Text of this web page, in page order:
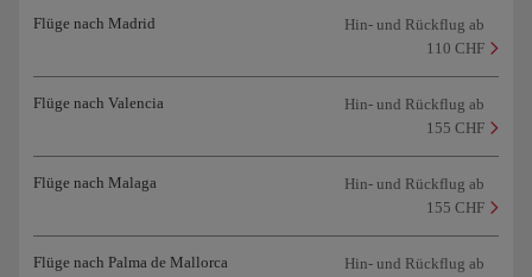
Flüge nach Madrid
Hin- und Rückflug ab
110 CHF
Flüge nach Valencia
Hin- und Rückflug ab
155 CHF
Flüge nach Malaga
Hin- und Rückflug ab
155 CHF
Flüge nach Palma de Mallorca
Hin- und Rückflug ab